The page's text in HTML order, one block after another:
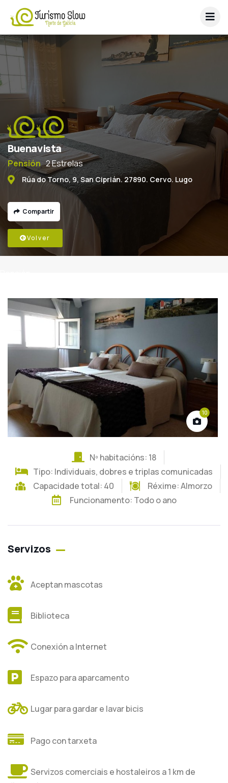
Buenavista
Pensión 2 Estrelas
Rúa do Torno, 9, San Ciprián. 27890. Cervo. Lugo
Compartir
Volver
10
Nº habitacións: 18
Tipo: Individuais, dobres e triplas comunicadas
Capacidade total: 40
Réxime:Almorzo
Funcionamento: Todo o ano
Servizos
Aceptan mascotas
Biblioteca
Conexión a Internet
Espazo para aparcamento
Lugar para gardar e lavar bicis
Pago con tarxeta
Servizos comerciais e hostaleiros a 1 km de